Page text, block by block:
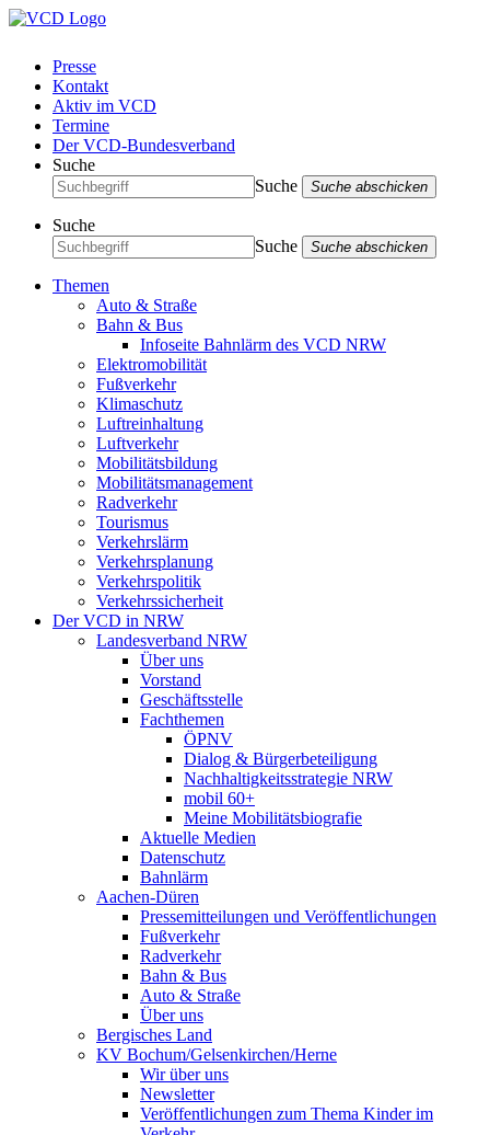
Presse
Kontakt
Aktiv im VCD
Termine
Der VCD-Bundesverband
Suche
Suche
Suche abschicken
Suche
Suche
Suche abschicken
Themen
Auto & Straße
Bahn & Bus
Infoseite Bahnlärm des VCD NRW
Elektromobilität
Fußverkehr
Klimaschutz
Luftreinhaltung
Luftverkehr
Mobilitätsbildung
Mobilitätsmanagement
Radverkehr
Tourismus
Verkehrslärm
Verkehrsplanung
Verkehrspolitik
Verkehrssicherheit
Der VCD in NRW
Landesverband NRW
Über uns
Vorstand
Geschäftsstelle
Fachthemen
ÖPNV
Dialog & Bürgerbeteiligung
Nachhaltigkeitsstrategie NRW
mobil 60+
Meine Mobilitätsbiografie
Aktuelle Medien
Datenschutz
Bahnlärm
Aachen-Düren
Pressemitteilungen und Veröffentlichungen
Fußverkehr
Radverkehr
Bahn & Bus
Auto & Straße
Über uns
Bergisches Land
KV Bochum/Gelsenkirchen/Herne
Wir über uns
Newsletter
Veröffentlichungen zum Thema Kinder im